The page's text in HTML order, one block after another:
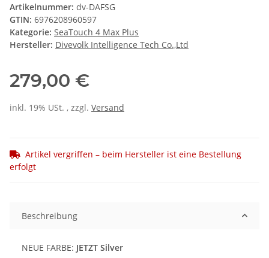
Artikelnummer: dv-DAFSG
GTIN: 6976208960597
Kategorie: SeaTouch 4 Max Plus
Hersteller: Divevolk Intelligence Tech Co.,Ltd
279,00 €
inkl. 19% USt. , zzgl. Versand
Artikel vergriffen – beim Hersteller ist eine Bestellung
erfolgt
Beschreibung
NEUE FARBE: JETZT Silver